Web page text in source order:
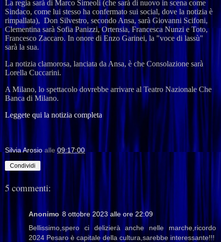
La regia sarà di Marco Simeoli (che sarà di nuovo in scena come
Sindaco, come lui stesso ha confermato sui social, dove la notizia è
rimpallata), Don Silvestro, secondo Ansa, sarà Giovanni Scifoni,
Clementina sarà Sofia Panizzi, Ortensia, Francesca Nunzi e Toto,
Francesco Zaccaro. In onore di Enzo Garinei, la "voce di lassù"
sarà la sua.
La notizia clamorosa, lanciata da Ansa, è che Consolazione sarà
Lorella Cuccarini.
A Milano, lo spettacolo dovrebbe arrivare al Teatro Nazionale Che
Banca di Milano.
Leggete qui la notizia completa
Silvia Arosio alle09:17:00
Condividi
5 commenti:
Anonimo 8 ottobre 2023 alle ore 22:09
Bellissimo,spero ci delizierà anche nelle marche,ricordo
2024 Pesaro è capitale della cultura,sarebbe interessante!!!